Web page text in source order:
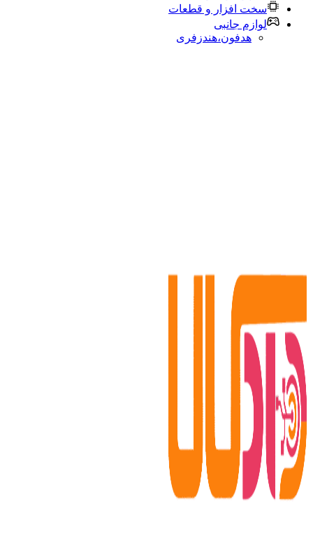
سخت افزار و قطعات
لوازم جانبی
هدفون،هندزفری